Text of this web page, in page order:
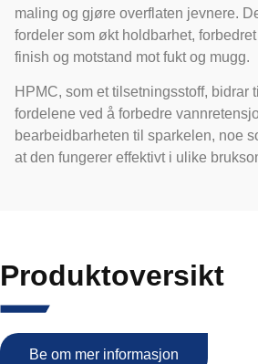
maling og gjøre overflaten jevnere.
fordeler som økt holdbarhet,
finish og motstand mot fukt og mugg.
HPMC, som et tilsetningsstoff, bidrar
fordelene ved å forbedre
bearbeidbarheten til sparkelen, noe
at den fungerer effektivt i ulike
Produktoversikt
Be om mer informasjon